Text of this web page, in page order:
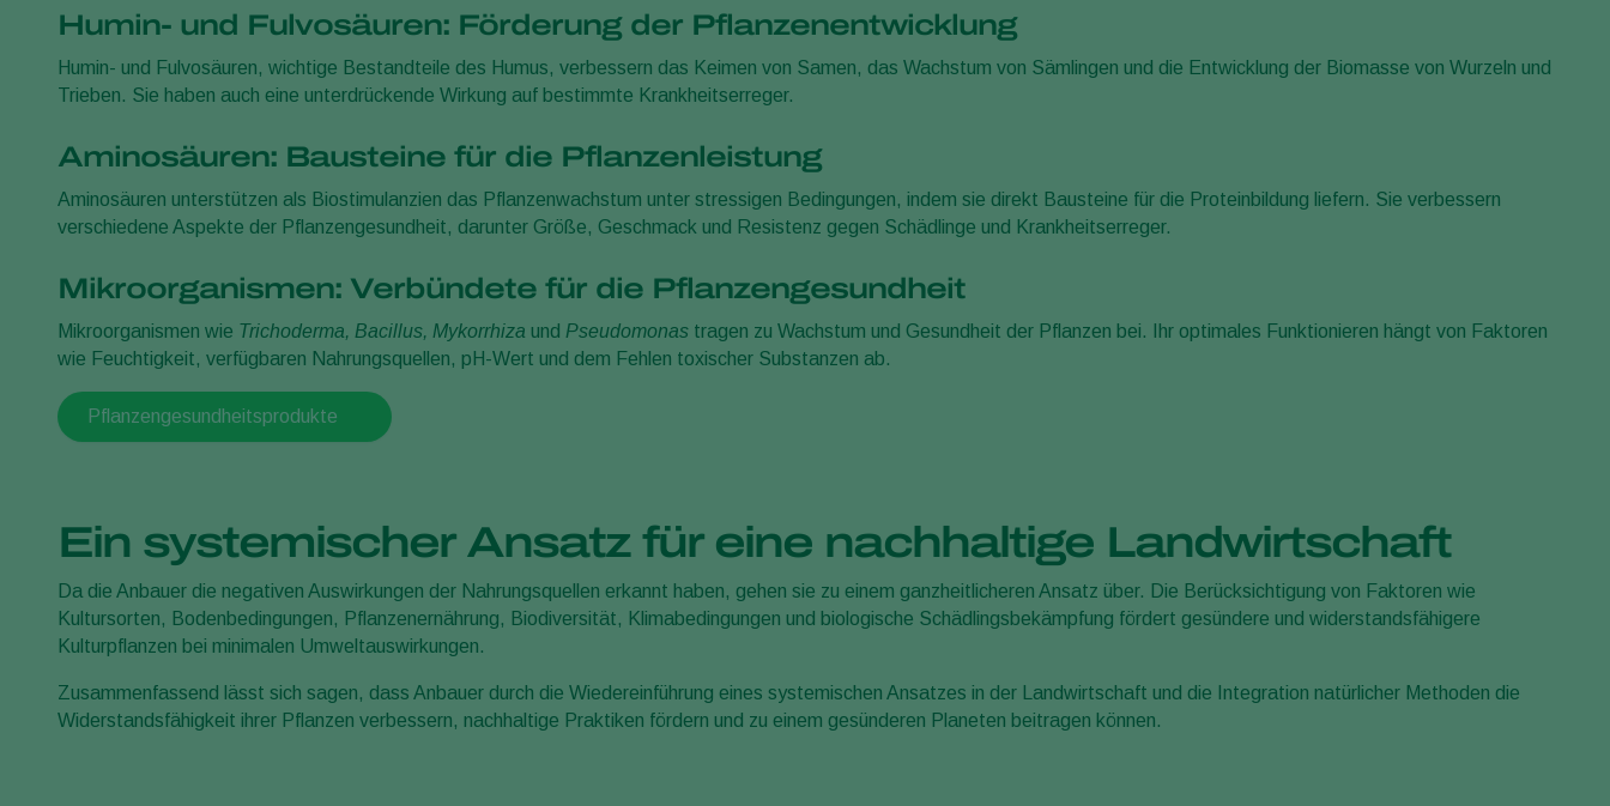
Humin- und Fulvosäuren: Förderung der Pflanzenentwicklung
Humin- und Fulvosäuren, wichtige Bestandteile des Humus, verbessern das Keimen von Samen, das Wachstum von Sämlingen und die Entwicklung der Biomasse von Wurzeln und
Trieben. Sie haben auch eine unterdrückende Wirkung auf bestimmte Krankheitserreger.
Aminosäuren: Bausteine für die Pflanzenleistung
Aminosäuren unterstützen als Biostimulanzien das Pflanzenwachstum unter stressigen Bedingungen, indem sie direkt Bausteine für die Proteinbildung liefern. Sie verbessern
verschiedene Aspekte der Pflanzengesundheit, darunter Größe, Geschmack und Resistenz gegen Schädlinge und Krankheitserreger.
Mikroorganismen: Verbündete für die Pflanzengesundheit
Mikroorganismen wie Trichoderma, Bacillus, Mykorrhiza und Pseudomonas tragen zu Wachstum und Gesundheit der Pflanzen bei. Ihr optimales Funktionieren hängt von Faktoren
wie Feuchtigkeit, verfügbaren Nahrungsquellen, pH-Wert und dem Fehlen toxischer Substanzen ab.
Pflanzengesundheitsprodukte
Ein systemischer Ansatz für eine nachhaltige Landwirtschaft
Da die Anbauer die negativen Auswirkungen der Nahrungsquellen erkannt haben, gehen sie zu einem ganzheitlicheren Ansatz über. Die Berücksichtigung von Faktoren wie
Kultursorten, Bodenbedingungen, Pflanzenernährung, Biodiversität, Klimabedingungen und biologische Schädlingsbekämpfung fördert gesündere und widerstandsfähigere
Kulturpflanzen bei minimalen Umweltauswirkungen.
Zusammenfassend lässt sich sagen, dass Anbauer durch die Wiedereinführung eines systemischen Ansatzes in der Landwirtschaft und die Integration natürlicher Methoden die
Widerstandsfähigkeit ihrer Pflanzen verbessern, nachhaltige Praktiken fördern und zu einem gesünderen Planeten beitragen können.